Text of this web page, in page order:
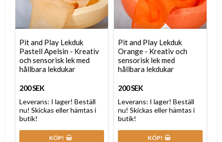
Pit and Play Lekduk
Pastell Apelsin - Kreativ
och sensorisk lek med
hållbara lekdukar
200 SEK
Leverans: I lager! Beställ
nu! Skickas eller hämtas i
butik!
KÖP!
Pit and Play Lekduk
Orange - Kreativ och
sensorisk lek med
hållbara lekdukar
200 SEK
Leverans: I lager! Beställ
nu! Skickas eller hämtas i
butik!
KÖP!